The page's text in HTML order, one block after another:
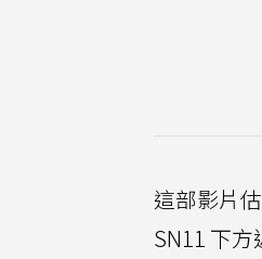
這部影片
SN11 下